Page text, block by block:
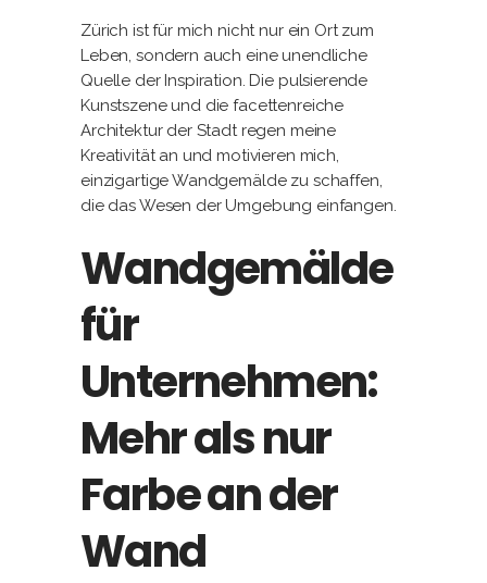
Zürich ist für mich nicht nur ein Ort zum
Leben, sondern auch eine unendliche
Quelle der Inspiration. Die pulsierende
Kunstszene und die facettenreiche
Architektur der Stadt regen meine
Kreativität an und motivieren mich,
einzigartige Wandgemälde zu schaffen,
die das Wesen der Umgebung einfangen.
Wandgemälde
für
Unternehmen:
Mehr als nur
Farbe an der
Wand